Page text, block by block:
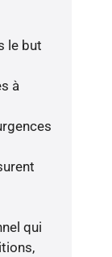
le but
à
qui